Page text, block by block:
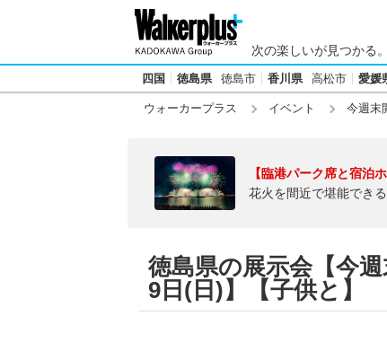
次の楽しいが見つかる。
四国 徳島県 徳島市 香川県 高松市 愛媛
ウォーカープラス イベント 今週末
【臨港パーク席と宿泊
花火を間近で堪能でき
徳島県の展示会【今
9日(日)】【子供と】